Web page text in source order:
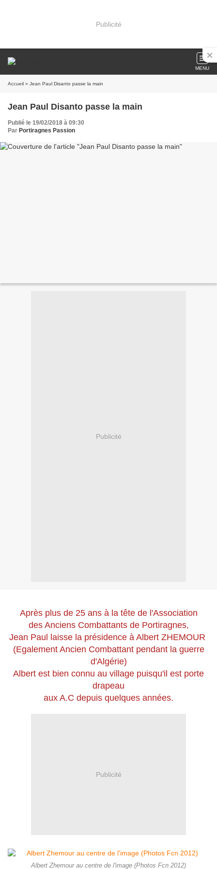
Publicité
MENU
Accueil » Jean Paul Disanto passe la main
Jean Paul Disanto passe la main
Publié le 19/02/2018 à 09:30
Par Portiragnes Passion
Publicité
Après plus de 25 ans à la tête de l'Association
des Anciens Combattants de Portiragnes,
Jean Paul laisse la présidence à Albert ZHEMOUR
(Egalement Ancien Combattant pendant la guerre
d'Algérie)
Albert est bien connu au village puisqu'il est porte
drapeau
aux A.C depuis quelques années.
Publicité
Albert Zhemour au centre de l'image (Photos Fcn 2012)